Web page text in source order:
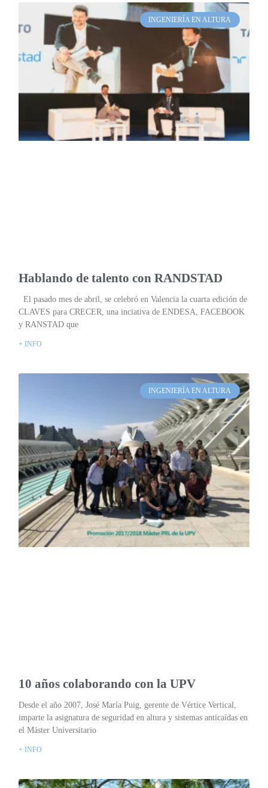
INGENIERÍA EN ALTURA
Hablando de talento con RANDSTAD
El pasado mes de abril, se celebró en Valencia la cuarta edición de
CLAVES para CRECER, una inciativa de ENDESA, FACEBOOK
y RANSTAD que
+ INFO
INGENIERÍA EN ALTURA
10 años colaborando con la UPV
Desde el año 2007, José María Puig, gerente de Vértice Vertical,
imparte la asignatura de seguridad en altura y sistemas anticaídas en
el Máster Universitario
+ INFO